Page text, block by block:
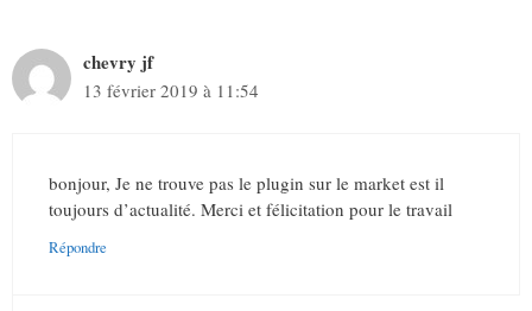
chevry jf
13 février 2019 à 11:54
bonjour, Je ne trouve pas le plugin sur le market est il
toujours d’actualité. Merci et félicitation pour le travail
Répondre